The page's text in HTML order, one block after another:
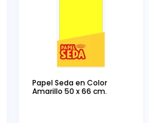
Papel Seda en Color
Amarillo 50 x 66 cm.